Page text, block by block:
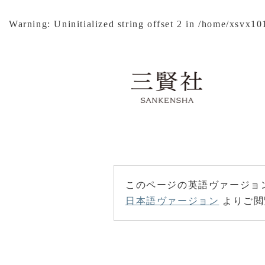
Warning: Uninitialized string offset 2 in/home/
このページの英語ヴァージョ
日本語ヴァージョン よりご